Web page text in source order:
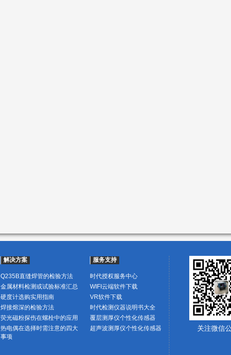
解决方案
Q235B直缝焊管的检验方法
金属材料检测或试验标准汇总
硬度计选购实用指南
焊接熔深的检验方法
荧光磁粉探伤在螺栓中的应用
热电偶在选择时需注意的四大
事项
服务支持
时代授权服务中心
WIFI云端软件下载
VR软件下载
时代检测仪器说明书大全
覆层测厚仪个性化传感器
超声波测厚仪个性化传感器
关注微信